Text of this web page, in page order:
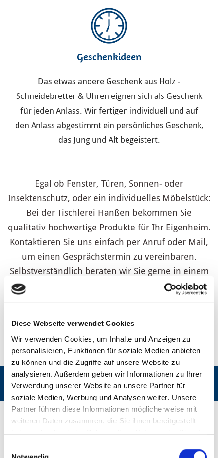
Diese Webseite verwendet Cookies
Wir verwenden Cookies, um Inhalte und Anzeigen zu
personalisieren, Funktionen für soziale Medien anbieten
zu können und die Zugriffe auf unsere Website zu
analysieren. Außerdem geben wir Informationen zu Ihrer
Verwendung unserer Website an unsere Partner für
soziale Medien, Werbung und Analysen weiter. Unsere
Partner führen diese Informationen möglicherweise mit
weiteren Daten zusammen, die Sie ihnen bereitgestellt
Geschenkideen
Das etwas andere Geschenk aus Holz -
Schneidebretter & Uhren eignen sich als Geschenk
für jeden Anlass. Wir fertigen individuell und auf
den Anlass abgestimmt ein persönliches Geschenk,
das Jung und Alt begeistert.
Egal ob Fenster, Türen, Sonnen- oder
Insektenschutz, oder ein individuelles Möbelstück:
Bei der Tischlerei Hanßen bekommen Sie
qualitativ hochwertige Produkte für Ihr Eigenheim.
Kontaktieren Sie uns einfach per Anruf oder Mail,
um einen Gesprächstermin zu vereinbaren.
Selbstverständlich beraten wir Sie gerne in einem
unverbindlichen Gespräch zu Ihren persönlichen
Ideen.
Wir freuen uns auf Sie!
Ihr Team von Tischlerei Hanßen GmbH & Co. KG
Hier geht's zum Haustür-Konfigurator